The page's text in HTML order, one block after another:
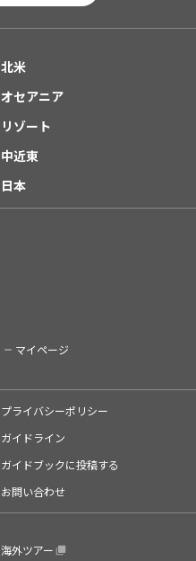
北米
オセアニア
リゾート
中近東
日本
マイページ
プライバシーポリシー
ガイドライン
ガイドブックに投稿する
お問い合わせ
海外ツアー